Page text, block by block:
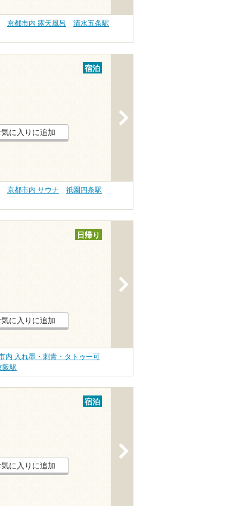
京都市内 露天風呂
清水五条駅
宿泊
気に入りに追加
京都市内 サウナ
祇園四条駅
日帰り
気に入りに追加
内 入れ墨・刺青・タトゥー可
阪駅
宿泊
気に入りに追加